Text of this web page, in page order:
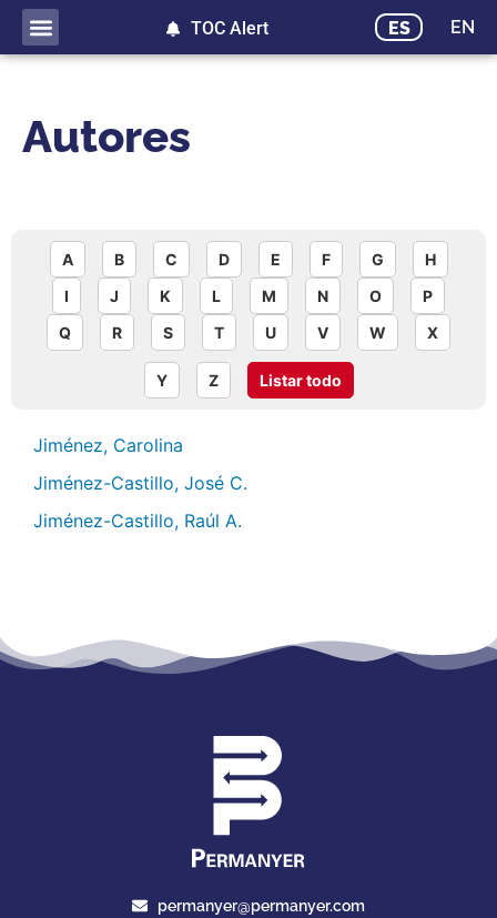
ES EN
TOC Alert
Autores
A B C D E F G
H
I
J K L M N O
P
Q
R S T U V W X
Y Z Listar todo
Jiménez, Carolina
Jiménez-Castillo, José C.
Jiménez-Castillo, Raúl A.
permanyer@permanyer.com